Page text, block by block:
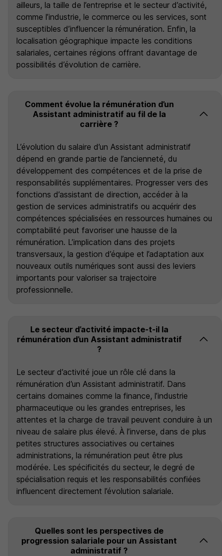
ailleurs, la taille de l’entreprise et le secteur d’activité,
comme l’industrie, le commerce ou les services, sont
susceptibles d’influencer la rémunération. Enfin, la
localisation géographique impacte les conditions
salariales, certaines régions offrant davantage de
possibilités d’évolution de carrière.
Comment évolue la rémunération d’un
Assistant administratif au fil de la
carrière ?
L’évolution du salaire d’un Assistant administratif
dépend en grande partie de l’ancienneté, du
développement des compétences et de la prise de
responsabilités supplémentaires. Progresser vers des
fonctions d’assistant de direction, accéder à la
gestion de services administratifs ou acquérir des
compétences spécialisées en ressources humaines ou
comptabilité peut favoriser une hausse de la
rémunération. L’implication dans des projets
transversaux, la gestion d’équipe et l’adaptation aux
nouveaux outils numériques sont aussi des leviers
importants pour valoriser sa trajectoire
professionnelle.
Le secteur d’activité impacte-t-il la
rémunération d’un Assistant administratif
?
Le secteur d’activité joue un rôle clé dans la
rémunération d’un Assistant administratif. Dans
certains domaines comme la finance, l’industrie
pharmaceutique ou les grandes entreprises, les
attentes et la charge de travail peuvent conduire à un
niveau de salaire plus élevé. À l’inverse, dans de plus
petites structures associatives ou certaines
administrations, la rémunération peut être plus
modérée. Les spécificités du secteur, le degré de
spécialisation requis et les responsabilités confiées
influencent directement l’évolution salariale.
Quelles sont les perspectives de
progression salariale pour un Assistant
administratif ?